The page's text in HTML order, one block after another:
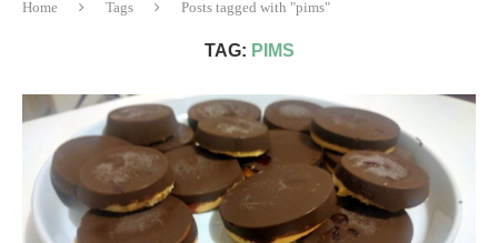
Home Tags Posts tagged with "pims"
TAG: PIMS